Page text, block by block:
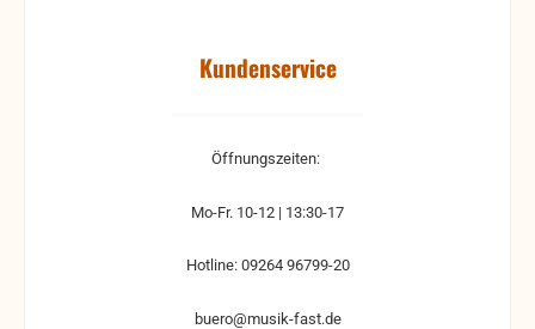
Kundenservice
Öffnungszeiten:
Mo-Fr. 10-12 | 13:30-17
Hotline: 09264 96799-20
buero@musik-fast.de